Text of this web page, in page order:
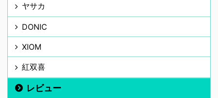
ヤサカ
DONIC
XIOM
紅双喜
レビュー